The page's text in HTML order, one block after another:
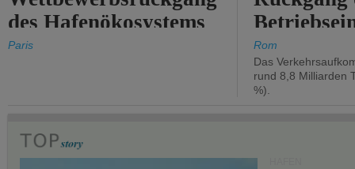
des Hafenökosystems
des Staates fest.
Paris
um 2,7 %.
Rom
Das
rund 8,8 Milliarden
%).